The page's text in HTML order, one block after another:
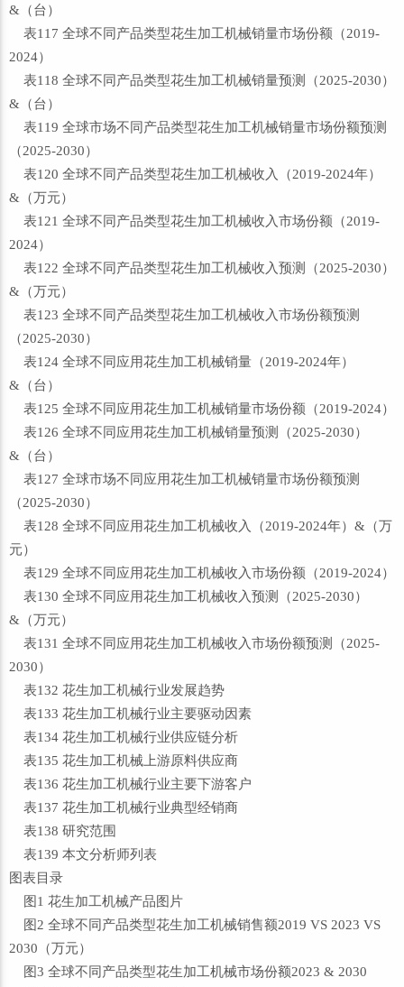
&（台）
表117 全球不同产品类型花生加工机械销量市场份额（2019-
2024）
表118 全球不同产品类型花生加工机械销量预测（2025-2030）
&（台）
表119 全球市场不同产品类型花生加工机械销量市场份额预测
（2025-2030）
表120 全球不同产品类型花生加工机械收入（2019-2024年）
&（万元）
表121 全球不同产品类型花生加工机械收入市场份额（2019-
2024）
表122 全球不同产品类型花生加工机械收入预测（2025-2030）
&（万元）
表123 全球不同产品类型花生加工机械收入市场份额预测
（2025-2030）
表124 全球不同应用花生加工机械销量（2019-2024年）
&（台）
表125 全球不同应用花生加工机械销量市场份额（2019-2024）
表126 全球不同应用花生加工机械销量预测（2025-2030）
&（台）
表127 全球市场不同应用花生加工机械销量市场份额预测
（2025-2030）
表128 全球不同应用花生加工机械收入（2019-2024年）&（万
元）
表129 全球不同应用花生加工机械收入市场份额（2019-2024）
表130 全球不同应用花生加工机械收入预测（2025-2030）
&（万元）
表131 全球不同应用花生加工机械收入市场份额预测（2025-
2030）
表132 花生加工机械行业发展趋势
表133 花生加工机械行业主要驱动因素
表134 花生加工机械行业供应链分析
表135 花生加工机械上游原料供应商
表136 花生加工机械行业主要下游客户
表137 花生加工机械行业典型经销商
表138 研究范围
表139 本文分析师列表
图表目录
图1 花生加工机械产品图片
图2 全球不同产品类型花生加工机械销售额2019 VS 2023 VS
2030（万元）
图3 全球不同产品类型花生加工机械市场份额2023 & 2030